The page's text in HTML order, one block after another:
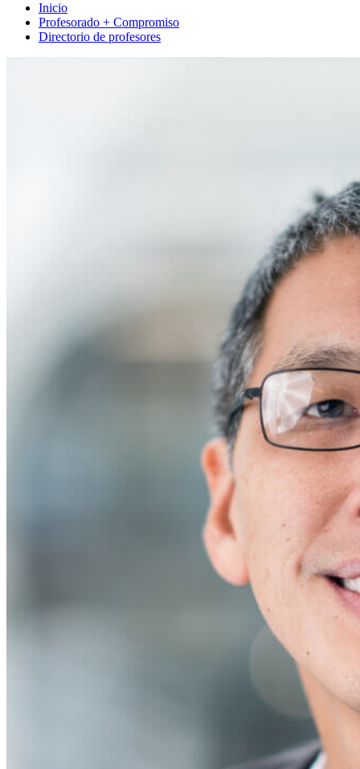
Inicio
Profesorado + Compromiso
Directorio de profesores